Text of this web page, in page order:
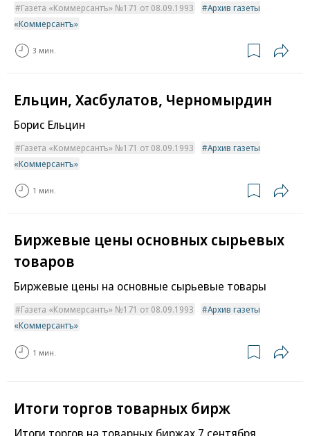
Газета «Коммерсантъ» №171 от 08.09.1993
Архив газеты
«Коммерсантъ»
3 мин.
Ельцин, Хасбулатов, Черномырдин
Борис Ельцин
Газета «Коммерсантъ» №171 от 08.09.1993
Архив газеты
«Коммерсантъ»
1 мин.
Биржевые цены основных сырьевых
товаров
Биржевые цены на основные сырьевые товары
Газета «Коммерсантъ» №171 от 08.09.1993
Архив газеты
«Коммерсантъ»
1 мин.
Итоги торгов товарных бирж